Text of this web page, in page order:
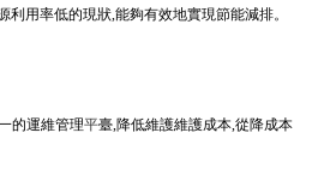
利用率低的現狀,能夠有效地實現節能減排。
的運維管理平臺,降低維護維護成本,從降成本